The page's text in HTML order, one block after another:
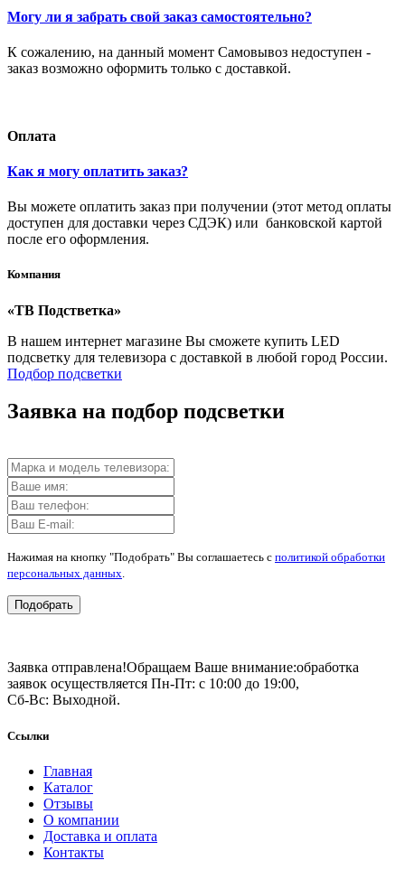
Могу ли я забрать свой заказ самостоятельно?
К сожалению, на данный момент Самовывоз недоступен -
заказ возможно оформить только с доставкой.
Оплата
Как я могу оплатить заказ?
Вы можете оплатить заказ при получении (этот метод оплаты
доступен для доставки через СДЭК) или банковской картой
после его оформления.
Компания
«ТВ Подстветка»
В нашем интернет магазине Вы сможете купить LED
подсветку для телевизора с доставкой в любой город России.
Подбор подсветки
Заявка на подбор подсветки
Нажимая на кнопку "Подобрать" Вы соглашаетесь с политикой обработки
персональных данных.
Подобрать
Заявка отправлена!Обращаем Ваше внимание:обработка
заявок осуществляется Пн-Пт: с 10:00 до 19:00,
Сб-Вс: Выходной.
Ссылки
Главная
Каталог
Отзывы
О компании
Доставка и оплата
Контакты